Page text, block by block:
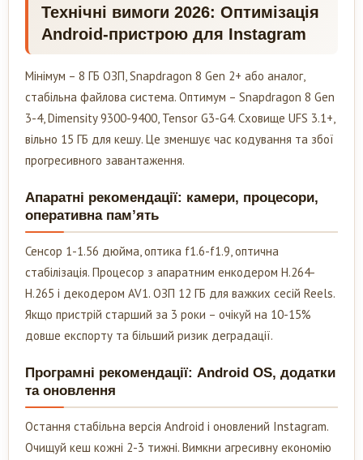
Технічні вимоги 2026: Оптимізація
Android-пристрою для Instagram
Мінімум – 8 ГБ ОЗП, Snapdragon 8 Gen 2+ або аналог,
стабільна файлова система. Оптимум – Snapdragon 8 Gen
3-4, Dimensity 9300-9400, Tensor G3-G4. Сховище UFS 3.1+,
вільно 15 ГБ для кешу. Це зменшує час кодування та збої
прогресивного завантаження.
Апаратні рекомендації: камери, процесори,
оперативна пам’ять
Сенсор 1-1.56 дюйма, оптика f1.6-f1.9, оптична
стабілізація. Процесор з апаратним енкодером H.264-
H.265 і декодером AV1. ОЗП 12 ГБ для важких сесій Reels.
Якщо пристрій старший за 3 роки – очікуй на 10-15%
довше експорту та більший ризик деградації.
Програмні рекомендації: Android OS, додатки
та оновлення
Остання стабільна версія Android і оновлений Instagram.
Очищуй кеш кожні 2-3 тижні. Вимкни агресивну економію